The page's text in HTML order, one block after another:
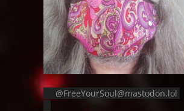
@FreeYourSoul@mastodon.lol